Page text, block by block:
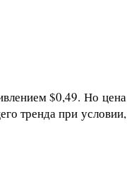
$0,49. Но цена
тренда при условии,